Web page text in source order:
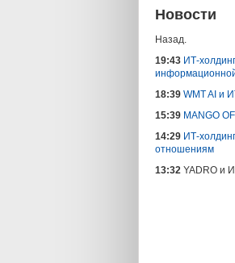
Новости
Назад.
19:43 ИТ-
18:39 WMT AI и
15:39 MANGO
14:29 ИТ-
отношениям
13:32 YADRO и